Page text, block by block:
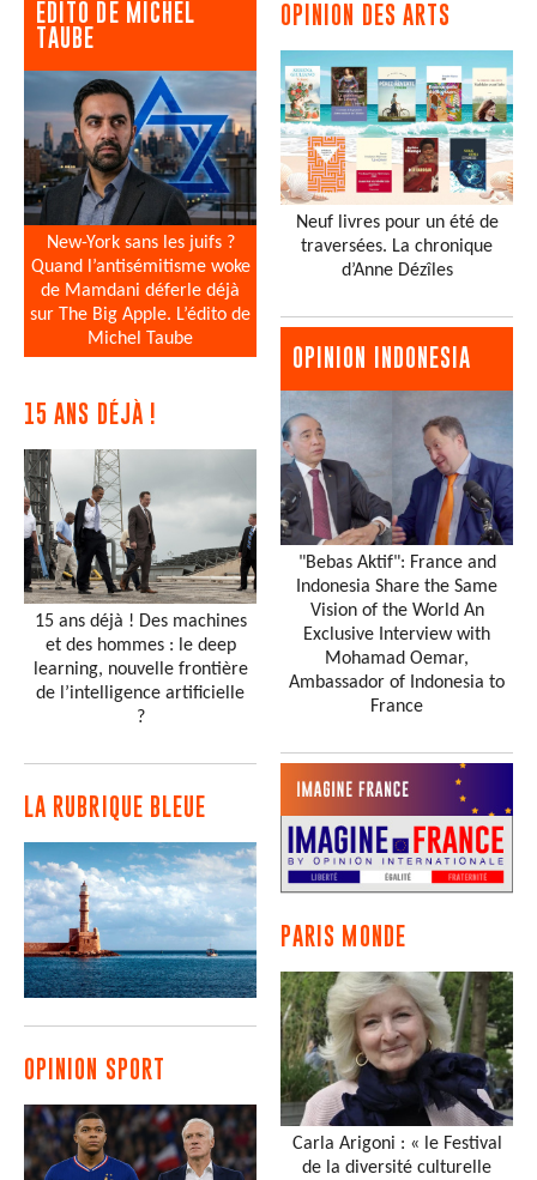
EDITO DE MICHEL
TAUBE
New-York sans les juifs ?
Quand l’antisémitisme woke
de Mamdani déferle déjà
sur The Big Apple. L’édito de
Michel Taube
15 ANS DÉJÀ !
15 ans déjà ! Des machines
et des hommes : le deep
learning, nouvelle frontière
de l’intelligence artificielle
?
LA RUBRIQUE BLEUE
OPINION SPORT
OPINION DES ARTS
Neuf livres pour un été de
traversées. La chronique
d’Anne Dézîles
OPINION INDONESIA
"Bebas Aktif": France and
Indonesia Share the Same
Vision of the World An
Exclusive Interview with
Mohamad Oemar,
Ambassador of Indonesia to
France
PARIS MONDE
Carla Arigoni : « le Festival
de la diversité culturelle